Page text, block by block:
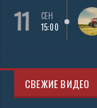
11
СЕН
15:00
СВЕЖИЕ ВИДЕО